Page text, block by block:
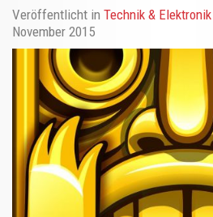
Veröffentlicht in Technik & Elektronik
November 2015